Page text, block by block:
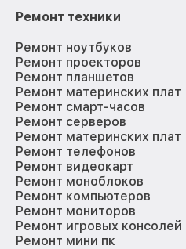
Ремонт техники
Ремонт ноутбуков
Ремонт проекторов
Ремонт планшетов
Ремонт материнских плат
Ремонт смарт-часов
Ремонт серверов
Ремонт материнских плат
Ремонт телефонов
Ремонт видеокарт
Ремонт моноблоков
Ремонт компьютеров
Ремонт мониторов
Ремонт игровых консолей
Ремонт мини пк